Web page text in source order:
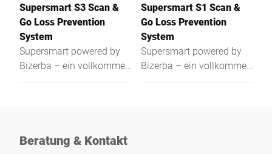
Supersmart S3 Scan &
Go Loss Prevention
System
Supersmart powered by
Bizerba – ein vollkommen
Supersmart S1 Scan &
Go Loss Prevention
System
Supersmart powered by
Bizerba – ein vollkommen
Beratung & Kontakt